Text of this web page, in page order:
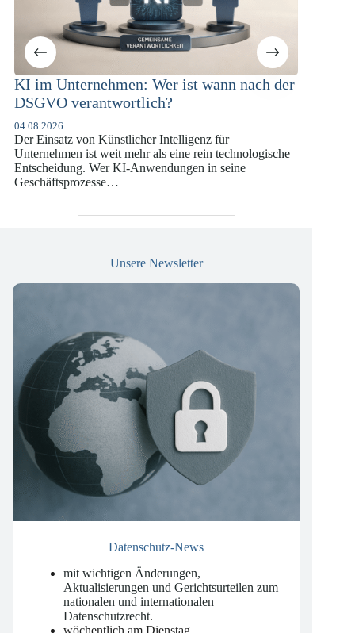
KI im Unternehmen: Wer ist wann nach der
DSGVO verantwortlich?
04.08.2026
Der Einsatz von Künstlicher Intelligenz für
Unternehmen ist weit mehr als eine rein technologische
Entscheidung. Wer KI-Anwendungen in seine
Geschäftsprozesse…
Unsere Newsletter
Datenschutz-News
mit wichtigen Änderungen,
Aktualisierungen und Gerichtsurteilen zum
nationalen und internationalen
Datenschutzrecht.